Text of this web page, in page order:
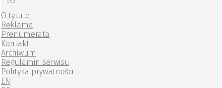
O tytule
Reklama
Prenumerata
Kontakt
Archiwum
Regulamin serwisu
Polityka prywatności
EN